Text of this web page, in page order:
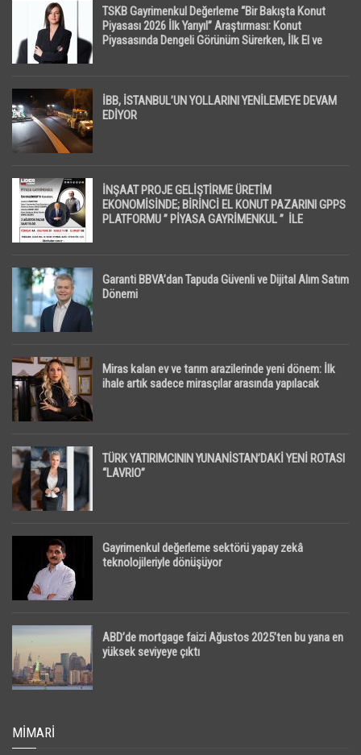
TSKB Gayrimenkul Değerleme “Bir Bakışta Konut
Piyasası 2026 İlk Yarıyıl” Araştırması: Konut
Piyasasında Dengeli Görünüm Sürerken, İlk El ve
İBB, İSTANBUL’UN YOLLARINI YENİLEMEYE DEVAM
EDİYOR
İNŞAAT PROJE GELİŞTİRME ÜRETİM
EKONOMİSİNDE; BİRİNCİ EL KONUT PAZARINI GPPS
PLATFORMU ” PİYASA GAYRİMENKUL ” İLE
Garanti BBVA’dan Tapuda Güvenli ve Dijital Alım Satım
Dönemi
Miras kalan ev ve tarım arazilerinde yeni dönem: İlk
ihale artık sadece mirasçılar arasında yapılacak
TÜRK YATIRIMCININ YUNANİSTAN’DAKİ YENİ ROTASI
“LAVRIO”
Gayrimenkul değerleme sektörü yapay zekâ
teknolojileriyle dönüşüyor
ABD’de mortgage faizi Ağustos 2025’ten bu yana en
yüksek seviyeye çıktı
MIMARI